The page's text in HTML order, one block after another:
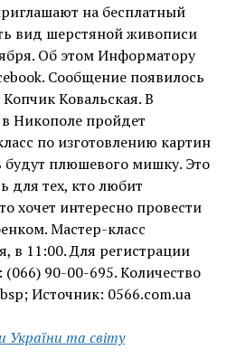
на бесплатный
вид шерстяной живописи
Об этом Информатору
Сообщение появилось
Ковальская. В
в Никополе пройдет
по изготовлению картин
будут плюшевого мишку. Это
для тех, кто любит
хочет интересно провести
Мастер-класс
в 11:00. Для регистрации
(066) 90-00-695. Количество
Источник: 0566.com.ua
України та світу